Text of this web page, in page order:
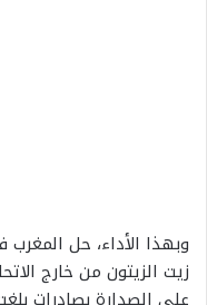
وبهذا الأداء، حل المغرب
زيت الزيتون من خارج